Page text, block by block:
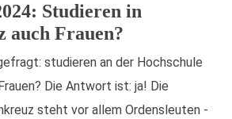
Studieren in
auch Frauen?
studieren an der Hochschule
Die Antwort ist: ja! Die
steht vor allem Ordensleuten -